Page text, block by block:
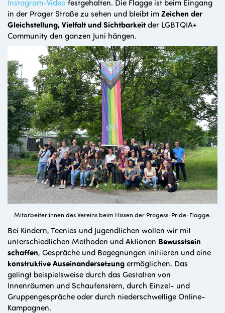
Instagram-Video festgehalten. Die Flagge ist beim Eingang
in der Prager Straße zu sehen und bleibt imZeichen der
Gleichstellung, Vielfalt und Sichtbarkeitder LGBTQIA+
Community den ganzen Juni hängen.
Mitarbeiter:innen des Vereins beim Hissen der Progess-Pride-Flagge.
Bei Kindern, Teenies und Jugendlichen wollen wir mit
unterschiedlichen Methoden und Aktionen Bewusstsein
schaffen, Gespräche und Begegnungen initiieren und eine
konstruktive Auseinandersetzungermöglichen. Das
gelingt beispielsweise durch das Gestalten von
Innenräumen und Schaufenstern, durch Einzel- und
Gruppengespräche oder durch niederschwellige Online-
Kampagnen.